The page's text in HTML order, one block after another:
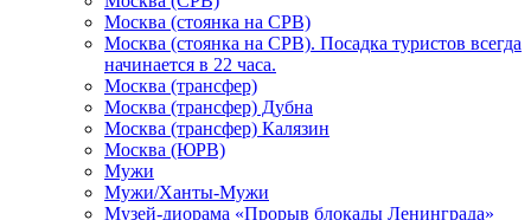
Москва (стоянка на СРВ)
Москва (стоянка на СРВ). Посадка туристов всегда
начинается в 22 часа.
Москва (трансфер)
Москва (трансфер) Дубна
Москва (трансфер) Калязин
Москва (ЮРВ)
Мужи
Мужи/Ханты-Мужи
Музей-диорама «Прорыв блокады Ленинграда»